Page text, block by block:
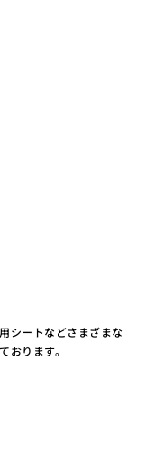
シートなどさまざまな
おります。